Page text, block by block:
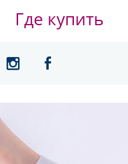
Где купить